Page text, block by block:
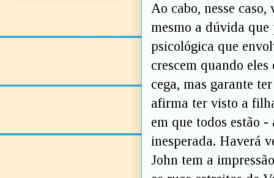
Ao cabo, nesse
mesmo a dúvida
psicológica que
crescem quando
cega, mas garante
afirma ter visto a
em que todos estão
inesperada. Haverá
John tem a